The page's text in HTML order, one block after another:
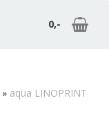
0,-
» aqua LINOPRINT